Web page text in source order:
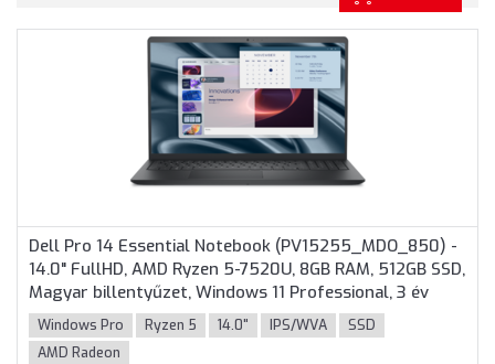
Dell Pro 14 Essential Notebook (PV15255_MDO_850) -
14.0" FullHD, AMD Ryzen 5-7520U, 8GB RAM, 512GB SSD,
Magyar billentyűzet, Windows 11 Professional, 3 év
garancia, Fekete színben
Windows Pro Ryzen 5 14.0" IPS/WVA
SSD
AMD Radeon